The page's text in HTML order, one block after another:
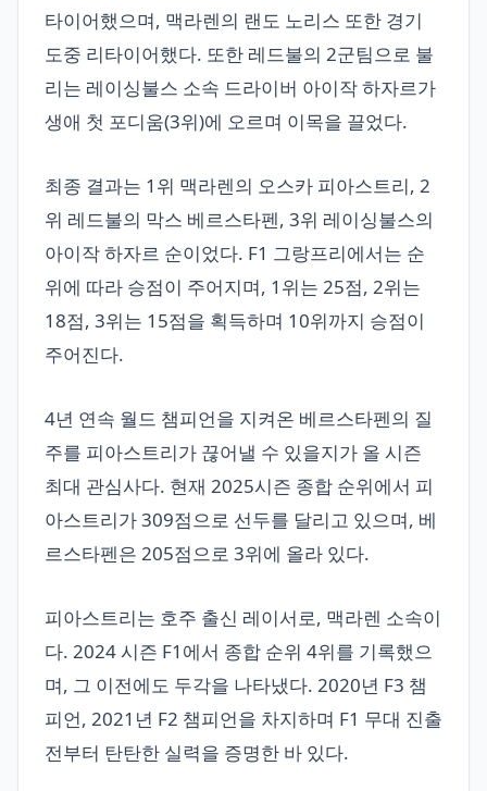
타이어했으며, 맥라렌의 랜도 노리스 또한 경기
도중 리타이어했다. 또한 레드불의 2군팀으로 불
리는 레이싱불스 소속 드라이버 아이작 하자르가
생애 첫 포디움(3위)에 오르며 이목을 끌었다.
최종 결과는 1위 맥라렌의 오스카 피아스트리, 2
위 레드불의 막스 베르스타펜, 3위 레이싱불스의
아이작 하자르 순이었다. F1 그랑프리에서는 순
위에 따라 승점이 주어지며, 1위는 25점, 2위는
18점, 3위는 15점을 획득하며 10위까지 승점이
주어진다.
4년 연속 월드 챔피언을 지켜온 베르스타펜의 질
주를 피아스트리가 끊어낼 수 있을지가 올 시즌
최대 관심사다. 현재 2025시즌 종합 순위에서 피
아스트리가 309점으로 선두를 달리고 있으며, 베
르스타펜은 205점으로 3위에 올라 있다.
피아스트리는 호주 출신 레이서로, 맥라렌 소속이
다. 2024 시즌 F1에서 종합 순위 4위를 기록했으
며, 그 이전에도 두각을 나타냈다. 2020년 F3 챔
피언, 2021년 F2 챔피언을 차지하며 F1 무대 진출
전부터 탄탄한 실력을 증명한 바 있다.